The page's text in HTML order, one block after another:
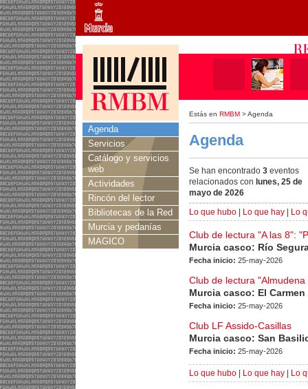
Estás en RMBM > Agenda
Agenda
Servicios
Catálogo y servicios
web
Actividades
Rincón del lector
Bibliotecas de la Red
Murcia y pedanías
MAGICO
Agenda
Se han encontrado 3 eventos
relacionados con lunes, 25 de
mayo de 2026
Lo que hubo
Lo que hay Lo
Club de lectura "A las 8":
Murcia casco: Río
Fecha inicio: 25-may-2026
Club de lectura
Murcia casco: El Carmen
Fecha inicio: 25-may-2026
Club LF Assido-Casillas
Murcia casco: San
Fecha inicio: 25-may-2026
Lo que hubo Lo que hay Lo